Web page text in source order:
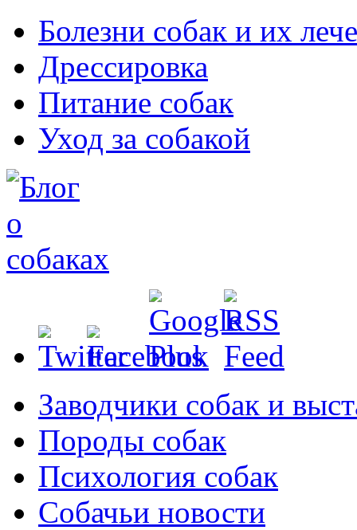
Болезни собак и их
Дрессировка
Питание собак
Уход за собакой
Заводчики собак и
Породы собак
Психология собак
Собачьи новости